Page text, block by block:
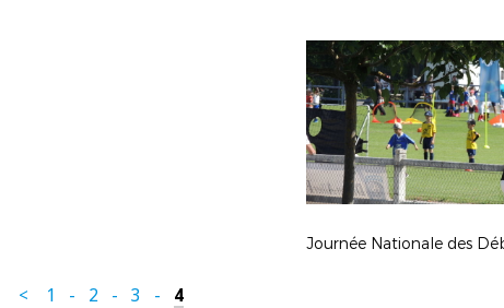
Journée Nationale des
< 1 - 2 - 3 - 4